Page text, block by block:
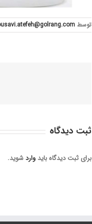
توسط
ثبت ديدگاه
برای ثبت دیدگاه باید واردشوید.